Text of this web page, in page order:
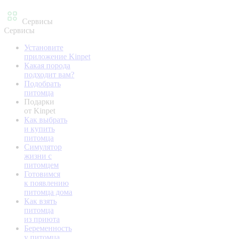
Сервисы
Сервисы
Установите
приложение Kinpet
Какая порода
подходит вам?
Подобрать
питомца
Подарки
от Kinpet
Как выбрать
и купить
питомца
Симулятор
жизни с
питомцем
Готовимся
к появлению
питомца дома
Как взять
питомца
из приюта
Беременность
у питомца